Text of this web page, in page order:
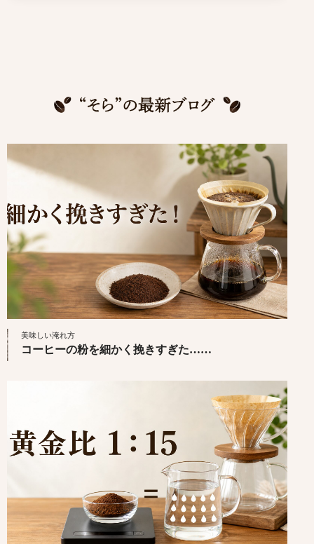
美味しい淹れ方
コーヒーの粉を細かく挽きすぎた……